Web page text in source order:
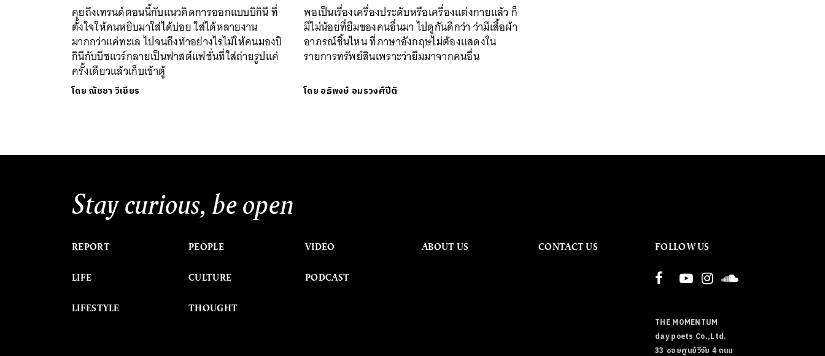
คุยถึงเทรนด์ตอนนี้กับแนวคิดการออกแบบบิกินี ที่
ตั้งใจให้คนหยิบมาใส่ได้บ่อย ใส่ได้หลายงาน
มากกว่าแค่ทะเล ไปจนถึงทำอย่างไรไม่ให้คนมองบิ
กินีกับบีชแวร์กลายเป็นฟาสต์แฟชั่นที่ใส่ถ่ายรูปแค่
ครั้งเดียวแล้วเก็บเข้าตู้
โดย ณัชชา วิเชียร
พอเป็นเรื่องเครื่องประดับหรือเครื่องแต่งกายแล้ว ก็
มีไม่น้อยที่ยืมของคนอื่นมา ไปดูกันดีกว่า ว่ามีเสื้อผ้า
อาภรณ์ชิ้นไหน ที่ภาษาอังกฤษไม่ต้องแสดงใน
รายการทรัพย์สินเพราะว่ายืมมาจากคนอื่น
โดย อธิพงษ์ อมรวงศ์ปีติ
Stay curious, be open
REPORT
LIFE
LIFESTYLE
PEOPLE
CULTURE
THOUGHT
VIDEO
PODCAST
ABOUT US CONTACT US FOLLOW US
THE MOMENTUM
day poets Co.,Ltd.
33 ซอยศูนย์วิจัย 4 ถนน
SHARE TWEET LINE EMAIL